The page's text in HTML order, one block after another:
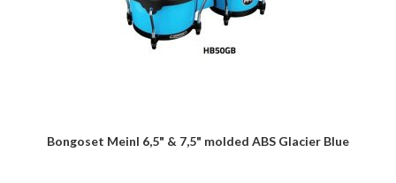
Bongoset Meinl 6,5" & 7,5" molded ABS Glacier Blue